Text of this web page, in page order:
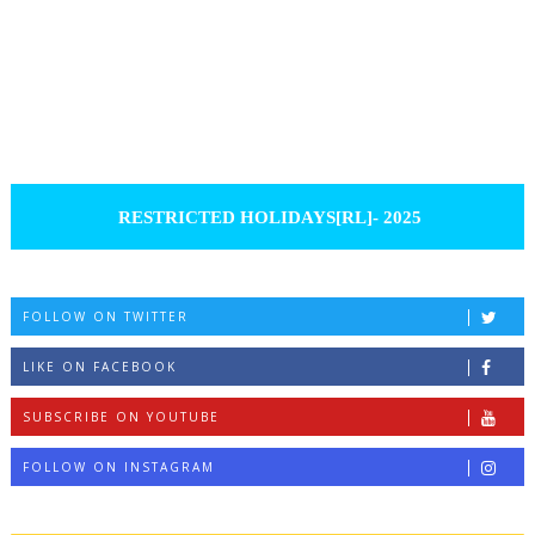
RESTRICTED HOLIDAYS[RL]- 2025
FOLLOW ON TWITTER
LIKE ON FACEBOOK
SUBSCRIBE ON YOUTUBE
FOLLOW ON INSTAGRAM